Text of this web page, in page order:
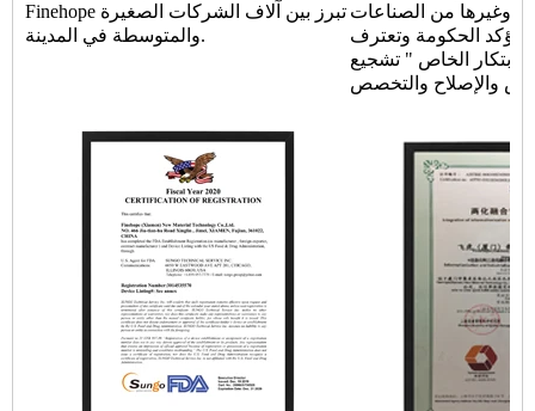
Finehope تبرز بين آلاف الشركات الصغيرة
والمتوسطة في المدينة.
وغيرها من الصناعات
تؤكد الحكومة وتعترف
الخاص " تشجيع